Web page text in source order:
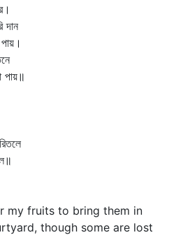
my fruits to bring them in
though some are lost